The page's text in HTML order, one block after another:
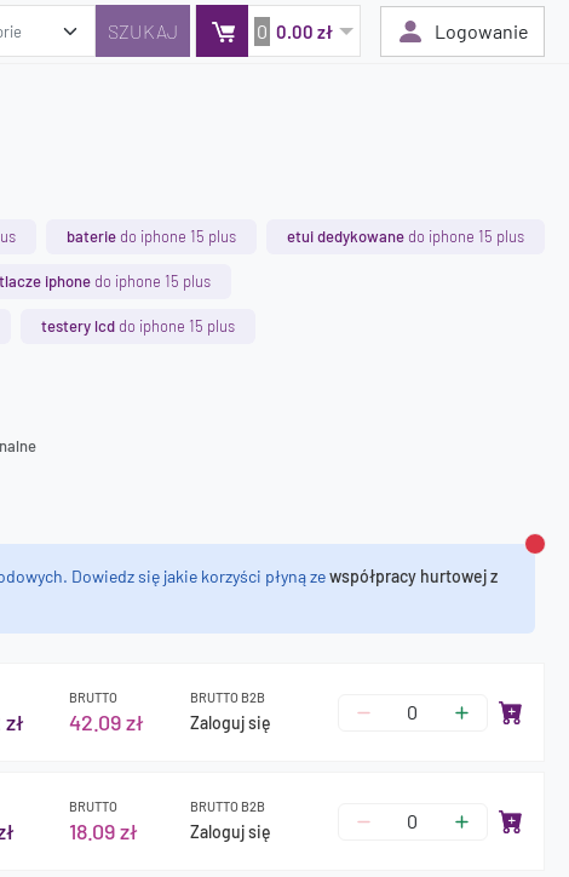
0 0.00 zł Logowanie
baterie do iphone 15 plus etui dedykowane do iphone 15 plus
iphone do iphone 15 plus
testery lcd do iphone 15 plus
Dowiedz się jakie korzyści płyną zewspółpracy hurtowej z
BRUTTO
42.09 zł
BRUTTO B2B
Zaloguj się
BRUTTO
18.09 zł
BRUTTO B2B
Zaloguj się